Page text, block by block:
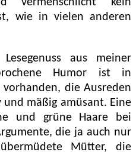
wie in vielen anderen
aus meiner
Humor ist in
die Ausreden
mäßig amüsant. Eine
und grüne Haare bei
die ja auch nur
Mütter, die